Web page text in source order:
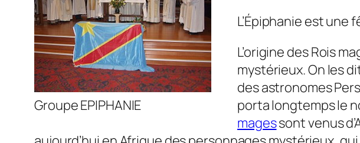
Groupe EPIPHANIE
L’Épiphanie est une
L’origine des Rois
mystérieux. On les
des astronomes
porta longtemps le
magessont venus